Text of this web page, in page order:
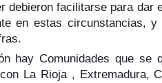
debieron facilitarse para dar
en estas circunstancias,
hay Comunidades que se
La Rioja , Extremadura,